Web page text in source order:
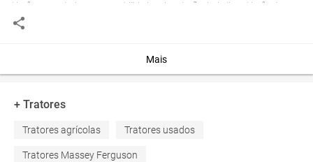
Você assume toda a responsabilidade pela cotação deste item. Você acha que
este anúncio é contra a política de Agroads?
Mais
+ Tratores
Tratores agrícolas Tratores usados
Tratores Massey Ferguson